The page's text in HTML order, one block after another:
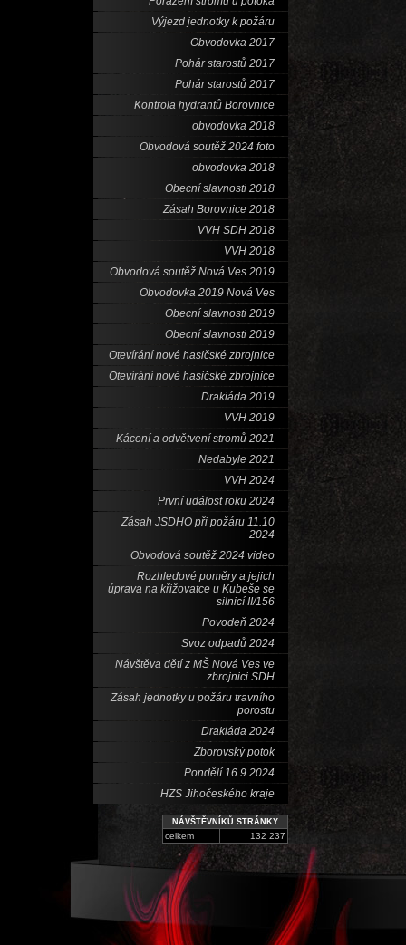
Výjezd jednotky k požáru
Obvodovka 2017
Pohár starostů 2017
Pohár starostů 2017
Kontrola hydrantů Borovnice
obvodovka 2018
Obvodová soutěž 2024 foto
obvodovka 2018
Obecní slavnosti 2018
Zásah Borovnice 2018
VVH SDH 2018
VVH 2018
Obvodová soutěž Nová Ves 2019
Obvodovka 2019 Nová Ves
Obecní slavnosti 2019
Obecní slavnosti 2019
Otevírání nové hasičské zbrojnice
Otevírání nové hasičské zbrojnice
Drakiáda 2019
VVH 2019
Kácení a odvětvení stromů 2021
Nedabyle 2021
VVH 2024
První událost roku 2024
Zásah JSDHO při požáru 11.10
2024
Obvodová soutěž 2024 video
Rozhledové poměry a jejich
úprava na křižovatce u Kubeše se
silnicí II/156
Povodeň 2024
Svoz odpadů 2024
Návštěva dětí z MŠ Nová Ves ve
zbrojnici SDH
Zásah jednotky u požáru travního
porostu
Drakiáda 2024
Zborovský potok
Pondělí 16.9 2024
HZS Jihočeského kraje
NÁVŠTĚVNÍKŮ STRÁNKY
celkem 132 237